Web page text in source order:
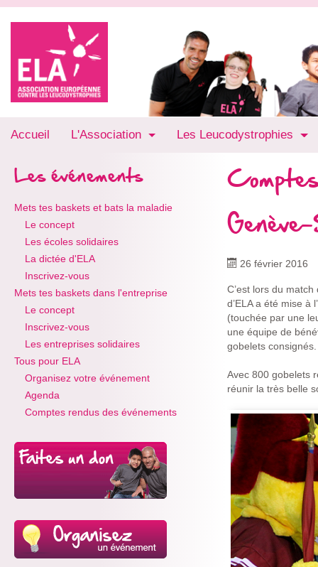
Accueil L'Association Les Leucodystrophies
Les événements
Mets tes baskets et bats la maladie
Le concept
Les écoles solidaires
La dictée d'ELA
Inscrivez-vous
Mets tes baskets dans l'entreprise
Le concept
Inscrivez-vous
Les entreprises solidaires
Tous pour ELA
Organisez votre événement
Agenda
Comptes rendus des événements
26 février 2016
C’est lors du
d’ELA a été mise à
(touchée par une
une équipe de
gobelets consignés.
Avec 800 gobelets
réunir la très belle